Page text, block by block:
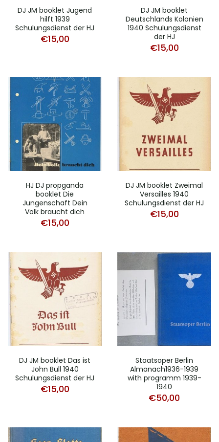
DJ JM booklet Jugend
hilft 1939
Schulungsdienst der HJ
€15,00
DJ JM booklet
Deutschlands Kolonien
1940 Schulungsdienst
der HJ
€15,00
HJ DJ propganda
booklet Die
Jungenschaft Dein
Volk braucht dich
€15,00
DJ JM booklet Zweimal
Versailles 1940
Schulungsdienst der HJ
€15,00
DJ JM booklet Das ist
John Bull 1940
Schulungsdienst der HJ
€15,00
Staatsoper Berlin
Almanach1936-1939
with programm 1939-
1940
€50,00